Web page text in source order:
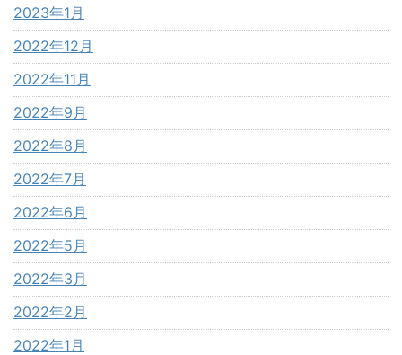
2023年1月
2022年12月
2022年11月
2022年9月
2022年8月
2022年7月
2022年6月
2022年5月
2022年3月
2022年2月
2022年1月